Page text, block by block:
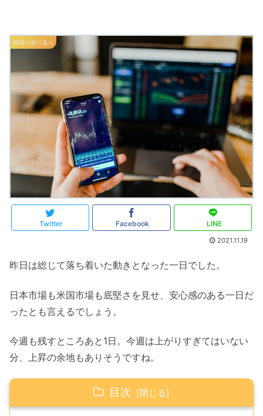
相場の振り返り
Twitter Facebook LINE
2021.11.19
昨日は総じて落ち着いた動きとなった一日でした。
日本市場も米国市場も底堅さを見せ、安心感のある一日だ
ったとも言えるでしょう。
今週も残すところあと1日。今週は上がりすぎてはいない
分、上昇の余地もありそうですね。
目次